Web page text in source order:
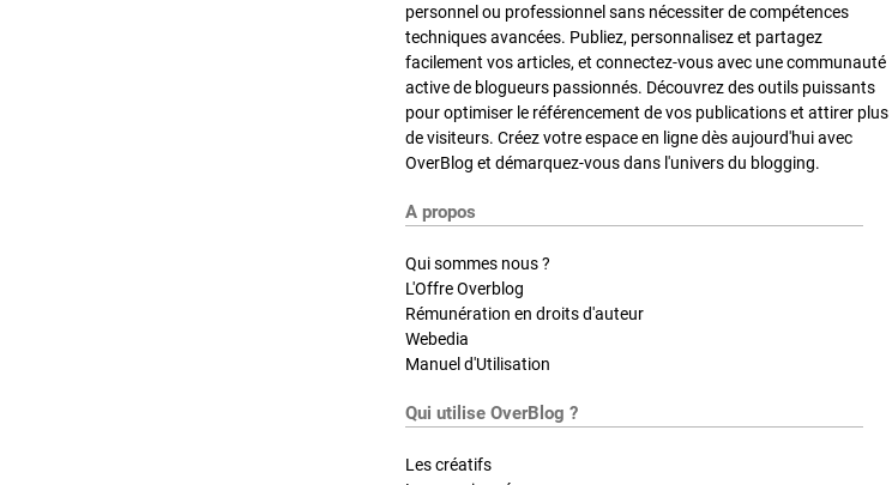
personnel ou professionnel sans nécessiter de compétences
techniques avancées. Publiez, personnalisez et partagez
facilement vos articles, et connectez-vous avec une communauté
active de blogueurs passionnés. Découvrez des outils puissants
pour optimiser le référencement de vos publications et attirer plus
de visiteurs. Créez votre espace en ligne dès aujourd'hui avec
OverBlog et démarquez-vous dans l'univers du blogging.
A propos
Qui sommes nous ?
L'Offre Overblog
Rémunération en droits d'auteur
Webedia
Manuel d'Utilisation
Qui utilise OverBlog ?
Les créatifs